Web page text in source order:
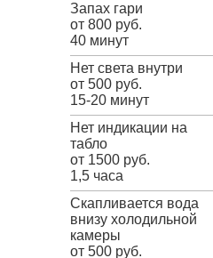
Запах гари
от 800 руб.
40 минут
Нет света внутри
от 500 руб.
15-20 минут
Нет индикации на
табло
от 1500 руб.
1,5 часа
Скапливается вода
внизу холодильной
камеры
от 500 руб.